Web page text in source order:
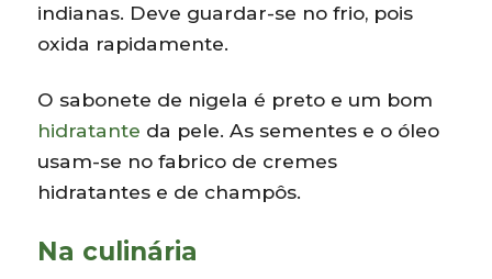
indianas. Deve guardar-se no frio, pois
oxida rapidamente.
O sabonete de nigela é preto e um bom
hidratante da pele. As sementes e o óleo
usam-se no fabrico de cremes
hidratantes e de champôs.
Na culinária